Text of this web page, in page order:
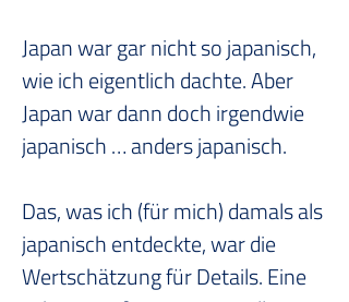
Japan war gar nicht so japanisch,
wie ich eigentlich dachte. Aber
Japan war dann doch irgendwie
japanisch … anders japanisch.
Das, was ich (für mich) damals als
japanisch entdeckte, war die
Wertschätzung für Details. Eine